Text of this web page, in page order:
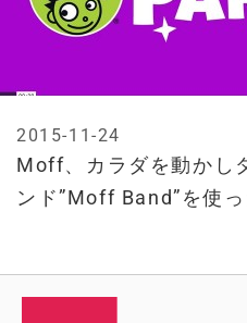
Moff、カラダを動かし
ンド”Moff Band”を使
2015-11-24